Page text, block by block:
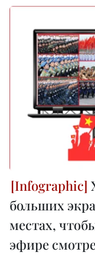
больших
местах,
эфире